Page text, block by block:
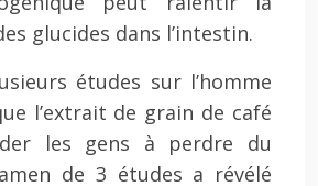
glucides dans l’intestin.
études sur l’homme
l’extrait de grain de café
les gens à perdre du
de 3 études a révélé